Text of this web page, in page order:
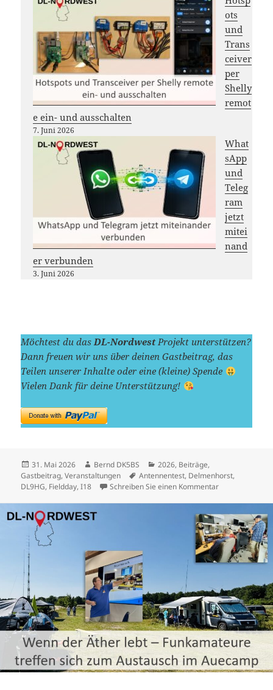
ots
und
Trans
ceiver
per
Shelly
remot
e ein- und ausschalten
7. Juni 2026
What
sApp
und
Teleg
ram
jetzt
mitei
nand
er verbunden
3. Juni 2026
Möchtest du dasDL-NordwestProjekt unterstützen?
Dann freuen wir uns über deinen Gastbeitrag, das
Teilen unserer Inhalte oder eine (kleine) Spende
Vielen Dank für deine Unterstützung!
Veröffentlicht
am
31. Mai 2026 Autor
Bernd DK5BS Kategorien
2026, Beiträge,
Gastbeitrag,Veranstaltungen Schlagwörter
Antennentest, Delmenhorst,
DL9HG, Fieldday,I18 Schreiben Sie einen Kommentarzu